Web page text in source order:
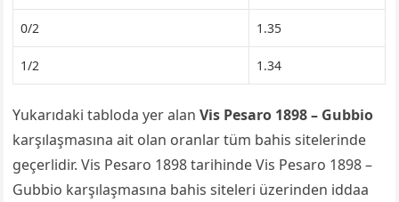
0/2 1.35
1/2 1.34
Yukarıdaki tabloda yer alanVis Pesaro 1898 – Gubbio
karşılaşmasına ait olan oranlar tüm bahis sitelerinde
geçerlidir. Vis Pesaro 1898 tarihinde Vis Pesaro 1898 –
Gubbio karşılaşmasına bahis siteleri üzerinden iddaa